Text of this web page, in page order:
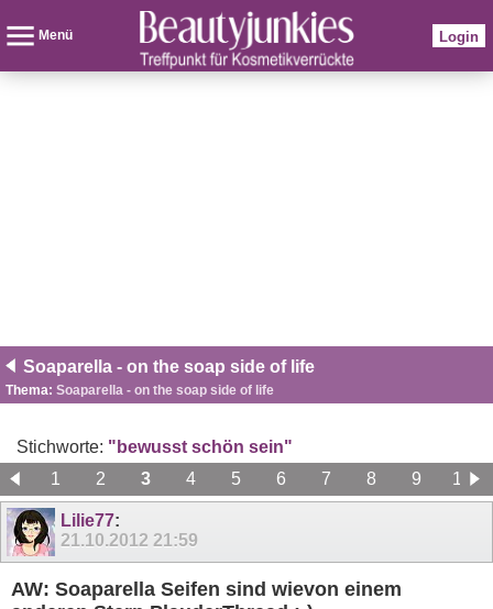
Menü Login
Soaparella - on the soap side of life
Thema: Soaparella - on the soap side of life
Stichworte: "bewusst schön sein"
1
2 3 4 5 6 7 8 9
10
11
12
Lilie77:
21.10.2012 21:59
AW: Soaparella Seifen sind wievon einem